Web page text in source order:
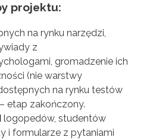
projektu:
na rynku narzędzi,
z
gromadzenie ich
(nie warstwy
na rynku testów
etap zakończony.
logopedów, studentów
i formularze z pytaniami